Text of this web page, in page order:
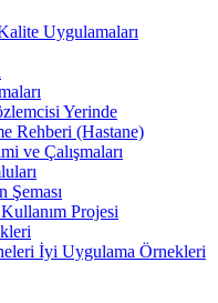
Uygulamaları
Yerinde
Rehberi (Hastane)
ve Çalışmaları
Şeması
Projesi
İyi Uygulama Örnekleri